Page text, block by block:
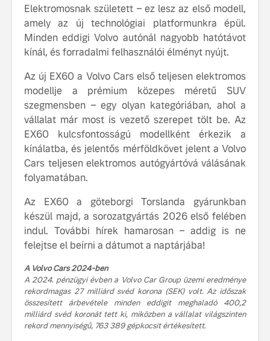
Elektromosnak született – ez lesz az első modell,
amely az új technológiai platformunkra épül.
Minden eddigi Volvo autónál nagyobb hatótávot
kínál, és forradalmi felhasználói élményt nyújt.
Az új EX60 a Volvo Cars első teljesen elektromos
modellje a prémium közepes méretű SUV
szegmensben – egy olyan kategóriában, ahol a
vállalat már most is vezető szerepet tölt be. Az
EX60 kulcsfontosságú modellként érkezik a
kínálatba, és jelentős mérföldkövet jelent a Volvo
Cars teljesen elektromos autógyártóvá válásának
folyamatában.
Az EX60 a göteborgi Torslanda gyárunkban
készül majd, a sorozatgyártás 2026 első felében
indul. További hírek hamarosan – addig is ne
felejtse el beírni a dátumot a naptárjába!
A Volvo Cars 2024-ben
A 2024. pénzügyi évben a Volvo Car Group üzemi eredménye
rekordmagas 27 milliárd svéd korona (SEK) volt. Az időszak
összesített árbevétele minden eddigit meghaladó 400,2
milliárd svéd koronát tett ki, miközben a vállalat világszinten
rekord mennyiségű, 763 389 gépkocsit értékesített.
A Volvo
Country:
képes,
jut
Volvo élmények a
Lajvér Pikniken
Milliók számára lett
elérhető a Volvo
Az új Volvo EX60 új
szintre emeli a
fenntarthatóságot
A Volvo
bemutatja
gondosan
ismerje
tisztán
Volvo